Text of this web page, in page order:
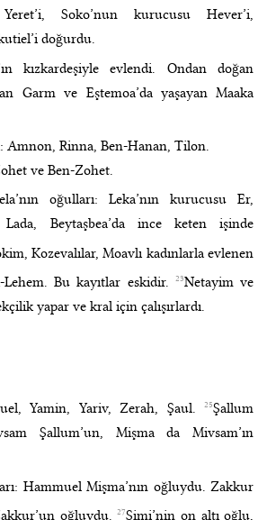
Soko’nun kurucusu Hever’i,
doğurdu.
kızkardeşiyle evlendi. Ondan doğan
Garm ve Eştemoa’da yaşayan Maaka
Amnon, Rinna, Ben-Hanan, Tilon.
ve Ben-Zohet.
oğulları: Leka’nın kurucusu Er,
Lada, Beytaşbea’da ince keten işinde
Kozevalılar, Moavlı kadınlarla evlenen
Lehem. Bu kayıtlar eskidir.
23Netayim ve
yapar ve kral için çalışırlardı.
Yamin, Yariv, Zerah, Şaul.25Şallum
Şallum’un, Mişma da Mivsam’ın
Hammuel Mişma’nın oğluydu. Zakkur
oğluydu.27Şimi’nin on altı oğlu,